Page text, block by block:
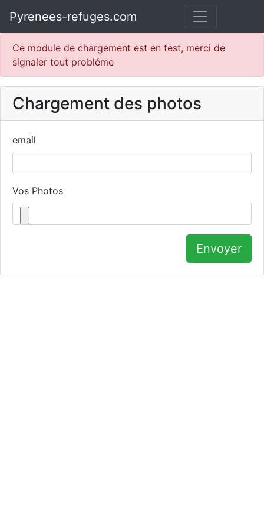
Pyrenees-refuges.com
Ce module de chargement est en test, merci de
signaler tout probléme
Chargement des photos
email
Vos Photos
Envoyer